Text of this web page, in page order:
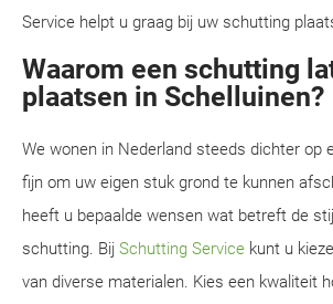
Service helpt u graag bij uw schutting
Waarom een schutting
plaatsen in Schelluinen?
We wonen in Nederland steeds dichter op
fijn om uw eigen stuk grond te kunnen
heeft u bepaalde wensen wat betreft de
schutting. Bij Schutting Service kunt u
van diverse materialen. Kies een kwaliteit